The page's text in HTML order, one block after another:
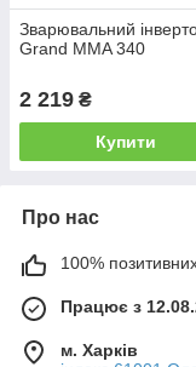
Зварювальний
Grand MMA 340
2 219 ₴
Купити
Про нас
100%
Працює з
м. Харків